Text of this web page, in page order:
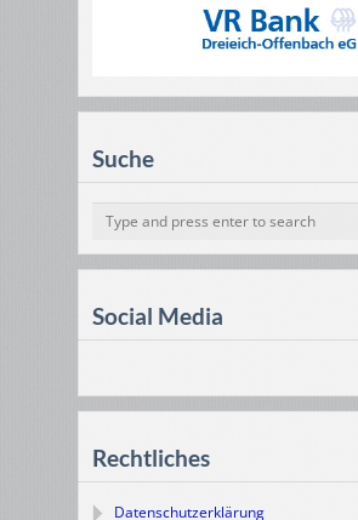
Suche
Social Media
Rechtliches
Datenschutzerklärung